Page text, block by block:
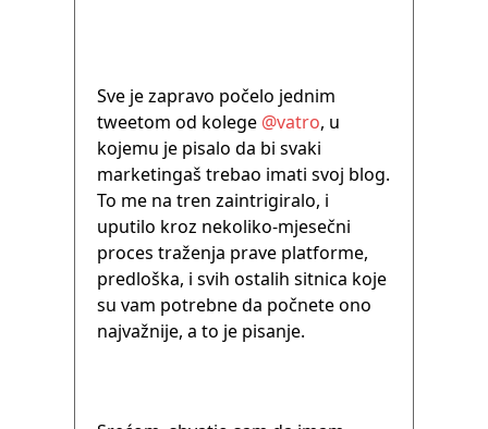
Sve je zapravo počelo jednim
tweetom od kolege @vatro, u
kojemu je pisalo da bi svaki
marketingaš trebao imati svoj blog.
To me na tren zaintrigiralo, i
uputilo kroz nekoliko-mjesečni
proces traženja prave platforme,
predloška, i svih ostalih sitnica koje
su vam potrebne da počnete ono
najvažnije, a to je pisanje.